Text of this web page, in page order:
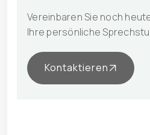
Vereinbaren Sie noch
Ihre persönliche
Kontaktieren